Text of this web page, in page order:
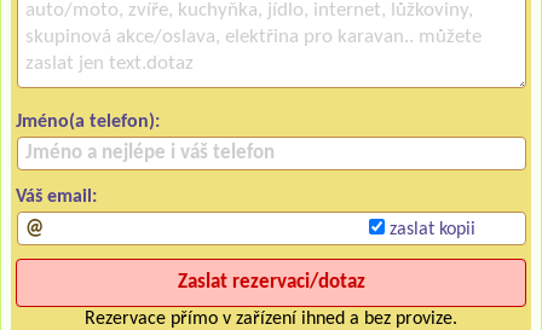
Jméno(a telefon):
Váš email:
zaslat kopii
Rezervace přímo v zařízení ihned a bez provize.